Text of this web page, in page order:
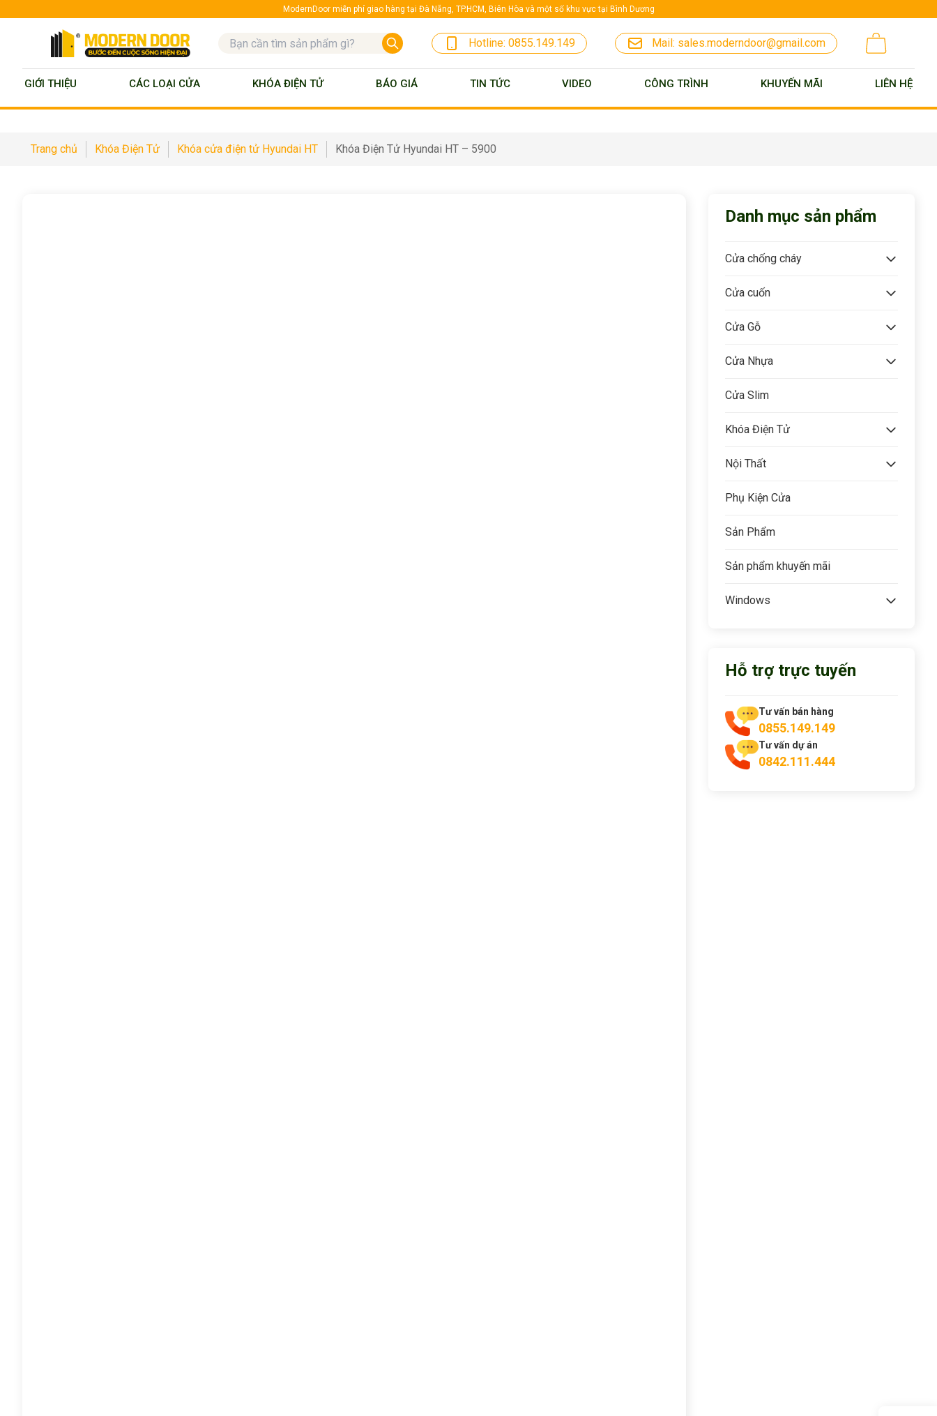
ModernDoor miễn phí giao hàng tại Đà Nẵng, TP.HCM, Biên Hòa và một số khu vực tại Bình Dương
Hotline: 0855.149.149 Mail: sales.moderndoor@gmail.com
GIỚI THIỆU CÁC LOẠI CỬA KHÓA ĐIỆN TỬ BÁO GIÁ TIN TỨC VIDEO CÔNG TRÌNH KHUYẾN MÃI LIÊN HỆ
Trang chủ Khóa Điện Tử Khóa cửa điện tử Hyundai HT Khóa Điện Tử Hyundai HT – 5900
Danh mục sản phẩm
Cửa chống cháy
Cửa cuốn
Cửa Gỗ
Cửa Nhựa
Cửa Slim
Khóa Điện Tử
Nội Thất
Phụ Kiện Cửa
Sản Phẩm
Sản phẩm khuyến mãi
Windows
Hỗ trợ trực tuyến
Tư vấn bán hàng
0855.149.149
Tư vấn dự án
0842.111.444